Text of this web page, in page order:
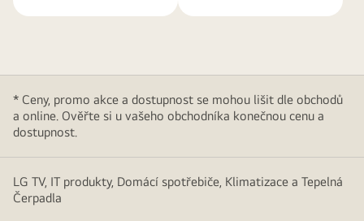
* Ceny, promo akce a dostupnost se mohou lišit dle obchodů
a online. Ověřte si u vašeho obchodníka konečnou cenu a
dostupnost.
LG TV, IT produkty, Domácí spotřebiče, Klimatizace a Tepelná
Čerpadla